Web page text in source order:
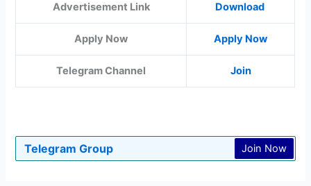
Advertisement Link Download
Apply Now Apply Now
Telegram Channel Join
Telegram Group Join Now